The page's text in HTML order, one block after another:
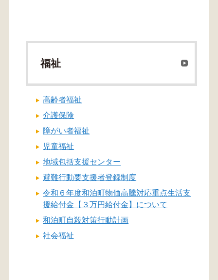
福祉
高齢者福祉
介護保険
障がい者福祉
児童福祉
地域包括支援センター
避難行動要支援者登録制度
令和６年度和泊町物価高騰対応重点生活支
援給付金【３万円給付金】について
和泊町自殺対策行動計画
社会福祉